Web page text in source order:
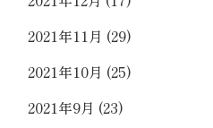
2021年11月 (29)
2021年10月 (25)
2021年9月 (23)